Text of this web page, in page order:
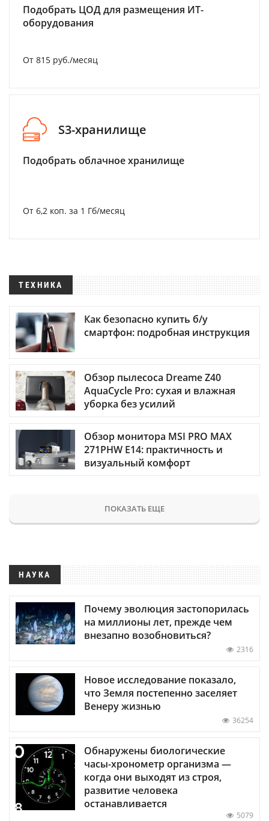
Подобрать ЦОД для размещения ИТ-
оборудования
От 815 руб./месяц
S3-хранилище
Подобрать облачное хранилище
От 6,2 коп. за 1 Гб/месяц
ТЕХНИКА
Как безопасно купить б/у
смартфон: подробная инструкция
Обзор пылесоса Dreame Z40
AquaCycle Pro: сухая и влажная
уборка без усилий
Обзор монитора MSI PRO MAX
271PHW E14: практичность и
визуальный комфорт
ПОКАЗАТЬ ЕЩЕ
НАУКА
Почему эволюция застопорилась
на миллионы лет, прежде чем
внезапно возобновиться?
2316
Новое исследование показало,
что Земля постепенно заселяет
Венеру жизнью
36254
Обнаружены биологические
часы-хронометр организма —
когда они выходят из строя,
развитие человека
останавливается
5079